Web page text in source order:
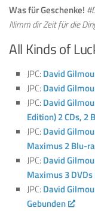
Was für Geschenke!
Nimm dir Zeit für die
All Kinds of
JPC: David
JPC: David
JPC: David
Edition) 2 CDs, 2
JPC: David
Maximus 2 Blu-
JPC: David
Maximus 3 DVDs
JPC: David
Gebunden